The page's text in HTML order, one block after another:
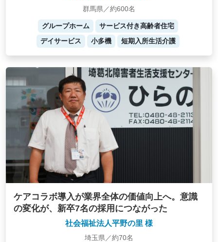
群馬県／約600名
グループホーム
サービス付き高齢者住宅
デイサービス
小多機 短期入所生活介護
ケアコラボ導入が業界全体の価値向上へ。意識
の変化が、新卒7名の採用につながった
社会福祉法人平野の里 様
埼玉県／約70名